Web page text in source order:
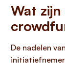
Wat zijn
De nadelen